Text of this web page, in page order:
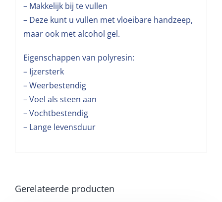
– Makkelijk bij te vullen
– Deze kunt u vullen met vloeibare handzeep,
maar ook met alcohol gel.
Eigenschappen van polyresin:
– Ijzersterk
– Weerbestendig
– Voel als steen aan
– Vochtbestendig
– Lange levensduur
Gerelateerde producten